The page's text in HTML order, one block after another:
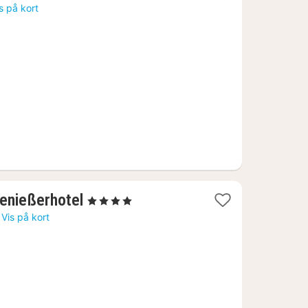
på kort
1
, 4 Stjerner
Vis på kort